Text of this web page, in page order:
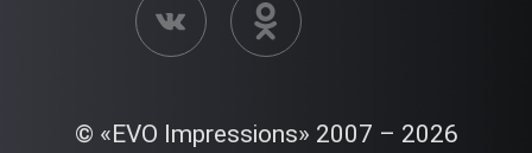
Активация сертификата
© «EVO Impressions» 2007 – 2026